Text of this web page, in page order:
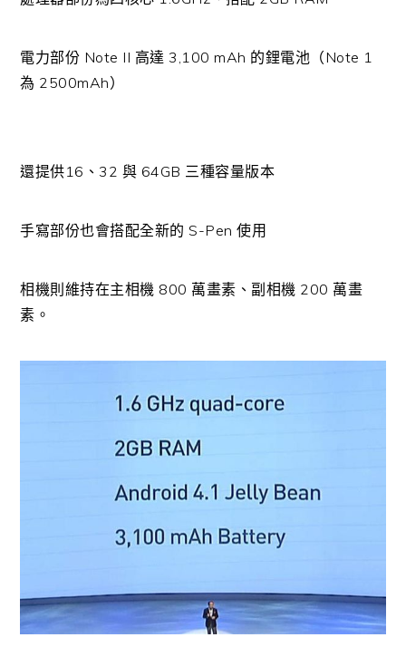
電力部份 Note II 高達 3,100 mAh 的鋰電池（Note 1
為 2500mAh）
還提供16、32 與 64GB 三種容量版本
手寫部份也會搭配全新的 S-Pen 使用
相機則維持在主相機 800 萬畫素、副相機 200 萬畫
素。